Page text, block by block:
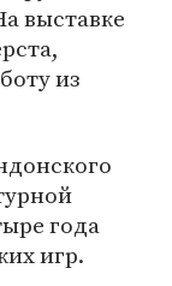
выставке
из
года
игр.